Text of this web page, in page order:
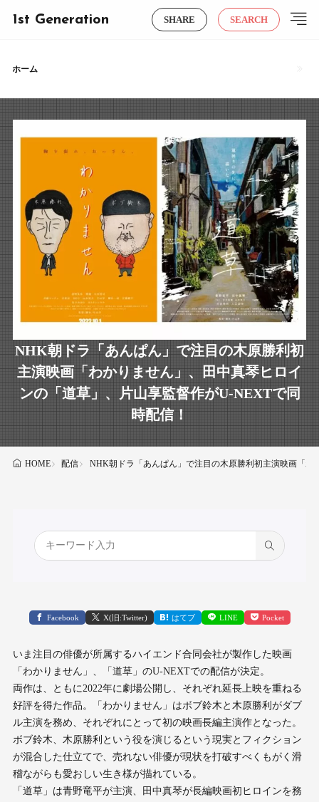
1st Generation SHARE SEARCH
ホーム
NHK朝ドラ「あんぱん」で注目の木原勝利初
主演映画「わかりません」、田中真琴ヒロイ
ンの「道草」、片山享監督作がU-NEXTで同
時配信！
HOME 配信 NHK朝ドラ「あんぱん」で注目の木原勝利初主演映画「
Facebook X(旧:Twitter) はてブ LINE Pocket
いま注目の俳優が所属するハイエンド合同会社が製作した映画
「わかりません」、「道草」のU-NEXTでの配信が決定。
両作は、ともに2022年に劇場公開し、それぞれ延長上映を重ねる
好評を得た作品。「わかりません」はボブ鈴木と木原勝利がダブ
ル主演を務め、それぞれにとって初の映画長編主演作となった。
ボブ鈴木、木原勝利という役を演じるという現実とフィクション
が混合した仕立てで、売れない俳優が現状を打破すべくもがく滑
稽ながらも愛おしい生き様が描れている。
「道草」は青野竜平が主演、田中真琴が長編映画初ヒロインを務